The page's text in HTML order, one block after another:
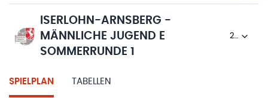
ISERLOHN-ARNSBERG -
MÄNNLICHE JUGEND E
SOMMERRUNDE 1
SPIELPLAN TABELLEN